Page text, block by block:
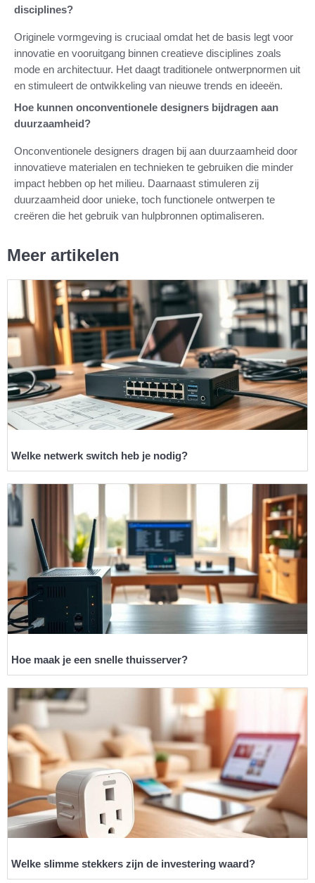
disciplines?
Originele vormgeving is cruciaal omdat het de basis legt voor
innovatie en vooruitgang binnen creatieve disciplines zoals
mode en architectuur. Het daagt traditionele ontwerpnormen uit
en stimuleert de ontwikkeling van nieuwe trends en ideeën.
Hoe kunnen onconventionele designers bijdragen aan
duurzaamheid?
Onconventionele designers dragen bij aan duurzaamheid door
innovatieve materialen en technieken te gebruiken die minder
impact hebben op het milieu. Daarnaast stimuleren zij
duurzaamheid door unieke, toch functionele ontwerpen te
creëren die het gebruik van hulpbronnen optimaliseren.
Meer artikelen
Welke netwerk switch heb je nodig?
Hoe maak je een snelle thuisserver?
Welke slimme stekkers zijn de investering waard?